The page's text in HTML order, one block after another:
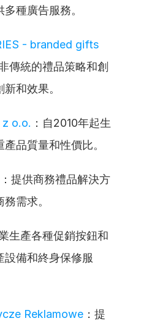
種廣告服務。
- branded gifts
傳統的禮品策略和創
和效果。
o.o. ：自2010年起生
品質量和性價比。
：提供商務禮品解決方
需求。
生產各種促銷按鈕和
設備和終身保修服
Reklamowe ：提